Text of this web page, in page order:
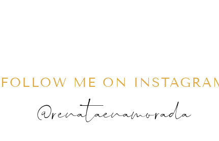
FOLLOW ME ON
@renataenamorada